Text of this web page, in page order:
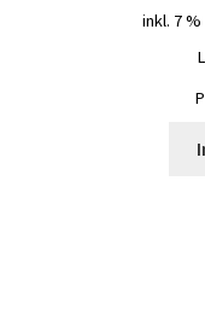
inkl. 7 %